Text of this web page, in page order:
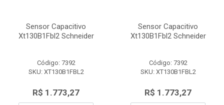
Sensor Capacitivo
Xt130B1Fbl2 Schneider
Código: 7392
SKU: XT130B1FBL2
R$ 1.773,27
Sensor Capacitivo
Xt130B1Fbl2 Schneider
Código: 7392
SKU: XT130B1FBL2
R$ 1.773,27